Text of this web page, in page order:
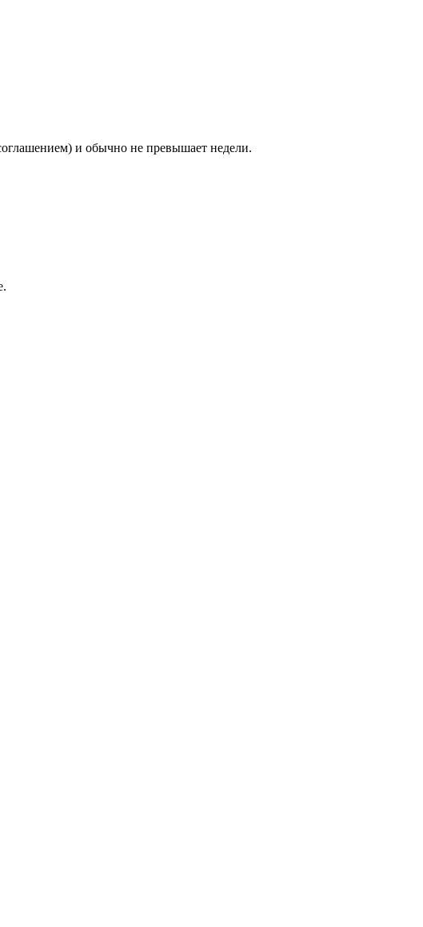
и обычно не превышает недели.